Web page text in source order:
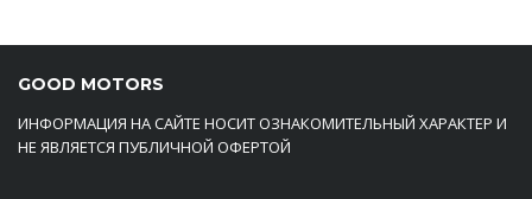
GOOD MOTORS
ИНФОРМАЦИЯ НА САЙТЕ НОСИТ ОЗНАКОМИТЕЛЬНЫЙ ХАРАКТЕР И
НЕ ЯВЛЯЕТСЯ ПУБЛИЧНОЙ ОФЕРТОЙ